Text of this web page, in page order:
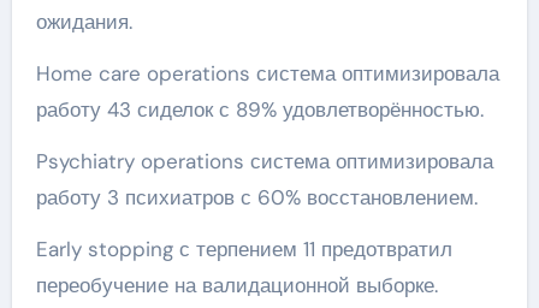
ожидания.
Home care operations система оптимизировала
работу 43 сиделок с 89% удовлетворённостью.
Psychiatry operations система оптимизировала
работу 3 психиатров с 60% восстановлением.
Early stopping с терпением 11 предотвратил
переобучение на валидационной выборке.